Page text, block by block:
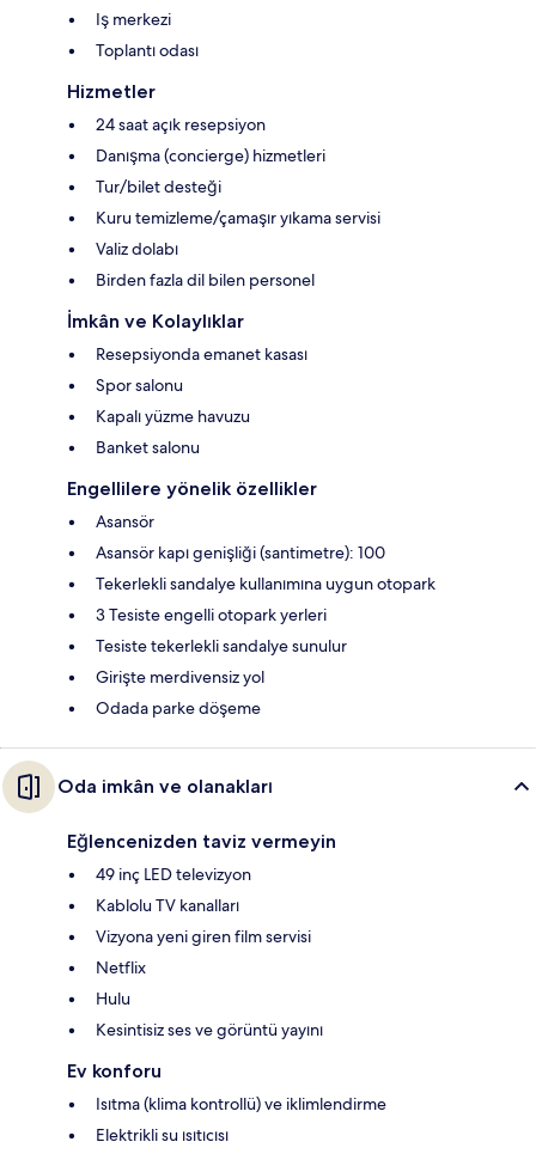
Iş merkezi
Toplantı odası
Hizmetler
24 saat açık resepsiyon
Danışma (concierge) hizmetleri
Tur/bilet desteği
Kuru temizleme/çamaşır yıkama servisi
Valiz dolabı
Birden fazla dil bilen personel
İmkân ve Kolaylıklar
Resepsiyonda emanet kasası
Spor salonu
Kapalı yüzme havuzu
Banket salonu
Engellilere yönelik özellikler
Asansör
Asansör kapı genişliği (santimetre): 100
Tekerlekli sandalye kullanımına uygun otopark
3 Tesiste engelli otopark yerleri
Tesiste tekerlekli sandalye sunulur
Girişte merdivensiz yol
Odada parke döşeme
Oda imkân ve olanakları
Eğlencenizden taviz vermeyin
49 inç LED televizyon
Kablolu TV kanalları
Vizyona yeni giren film servisi
Netflix
Hulu
Kesintisiz ses ve görüntü yayını
Ev konforu
Isıtma (klima kontrollü) ve iklimlendirme
Elektrikli su ısıtıcısı